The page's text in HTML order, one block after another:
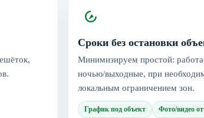
Сроки без остановки
Минимизируем простой:
ночью/выходные, при
локальным ограничением зон.
График под объект Фото/видео